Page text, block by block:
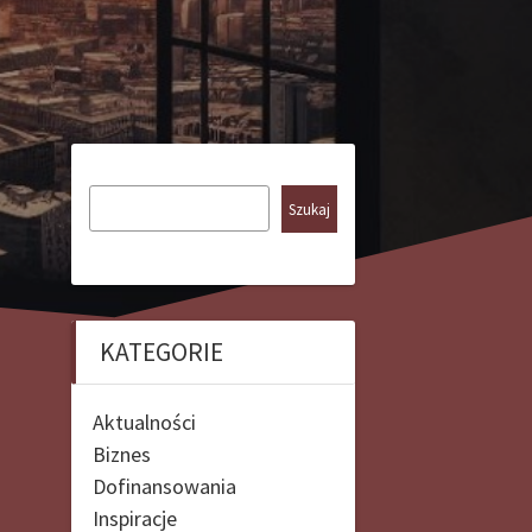
Szukaj
KATEGORIE
Aktualności
Biznes
Dofinansowania
Inspiracje